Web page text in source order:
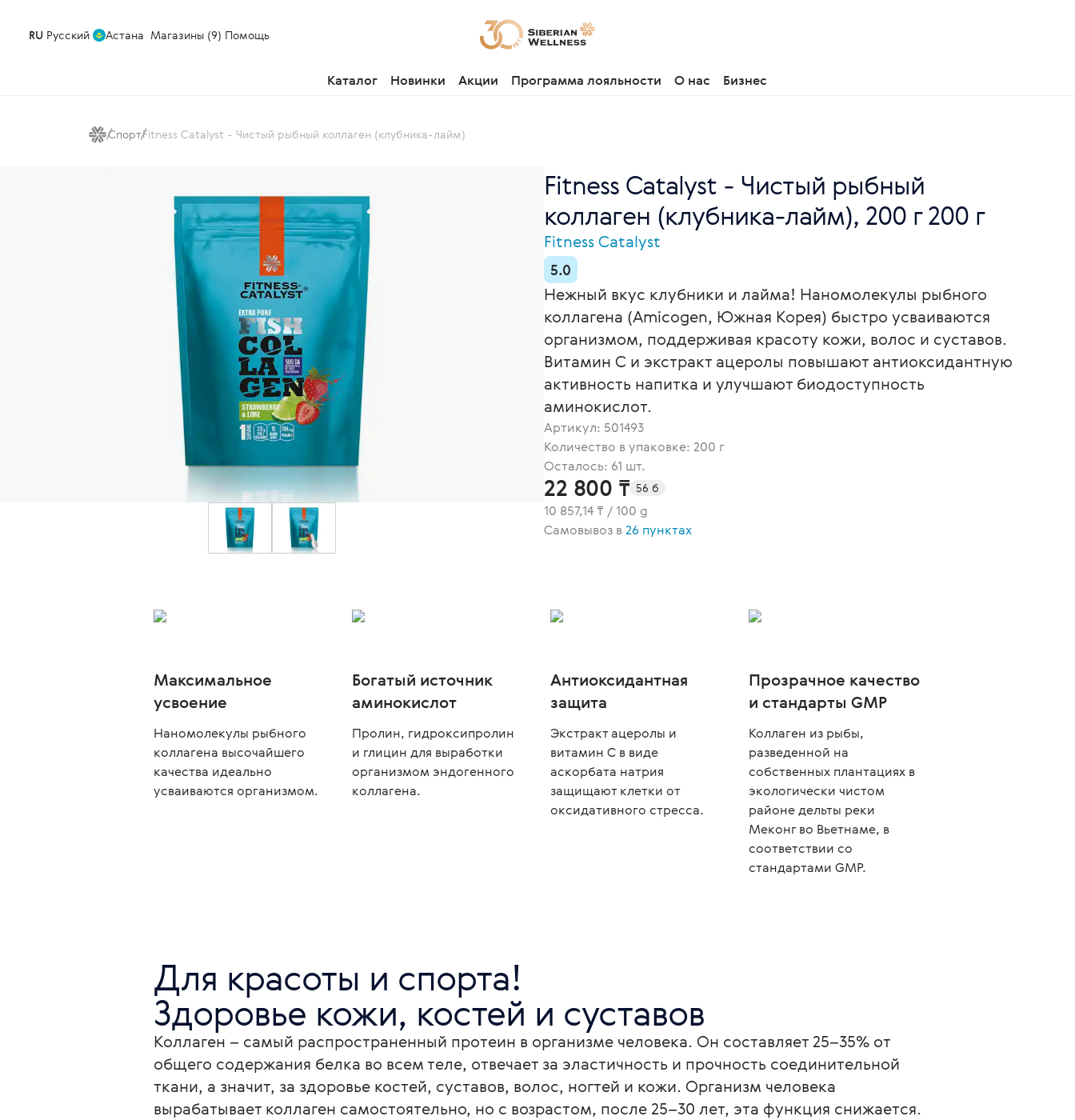
RU Русский Астана Магазины (9) Помощь
Каталог Новинки Акции Программа лояльности О нас Бизнес
СпортFitness Catalyst - Чистый рыбный коллаген (клубника-лайм)
Fitness Catalyst - Чистый рыбный
коллаген (клубника-лайм), 200 г 200 г
Fitness Catalyst
5.0
Нежный вкус клубники и лайма! Наномолекулы рыбного
коллагена (Amicogen, Южная Корея) быстро усваиваются
организмом, поддерживая красоту кожи, волос и суставов.
Витамин С и экстракт ацеролы повышают антиоксидантную
активность напитка и улучшают биодоступность
аминокислот.
Артикул: 501493
Количество в упаковке: 200 г
Осталось: 61 шт.
22 800 ₸ 56 б
10 857,14 ₸ / 100 g
Самовывоз в26 пунктах
Максимальное
усвоение
Наномолекулы рыбного
коллагена высочайшего
качества идеально
усваиваются организмом.
Богатый источник
аминокислот
Пролин, гидроксипролин
и глицин для выработки
организмом эндогенного
коллагена.
Антиоксидантная
защита
Экстракт ацеролы и
витамин С в виде
аскорбата натрия
защищают клетки от
оксидативного стресса.
Прозрачное качество
и стандарты GMP
Коллаген из рыбы,
разведенной на
собственных плантациях в
экологически чистом
районе дельты реки
Меконг во Вьетнаме, в
соответствии со
стандартами GMP.
Для красоты и спорта!
Здоровье кожи, костей и суставов
Коллаген – самый распространенный протеин в организме человека. Он составляет 25–35% от
общего содержания белка во всем теле, отвечает за эластичность и прочность соединительной
ткани, а значит, за здоровье костей, суставов, волос, ногтей и кожи. Организм человека
вырабатывает коллаген самостоятельно, но с возрастом, после 25–30 лет, эта функция снижается.